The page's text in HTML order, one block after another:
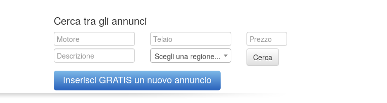
to
content
Cerca tra gli annunci
Scegli una regione... Cerca
Inserisci GRATIS un nuovo annuncio